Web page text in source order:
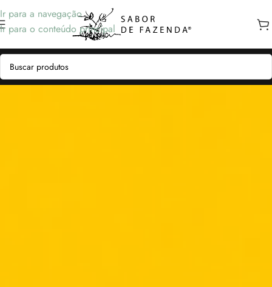
Ir para a navegação
Ir para o conteúdo principal